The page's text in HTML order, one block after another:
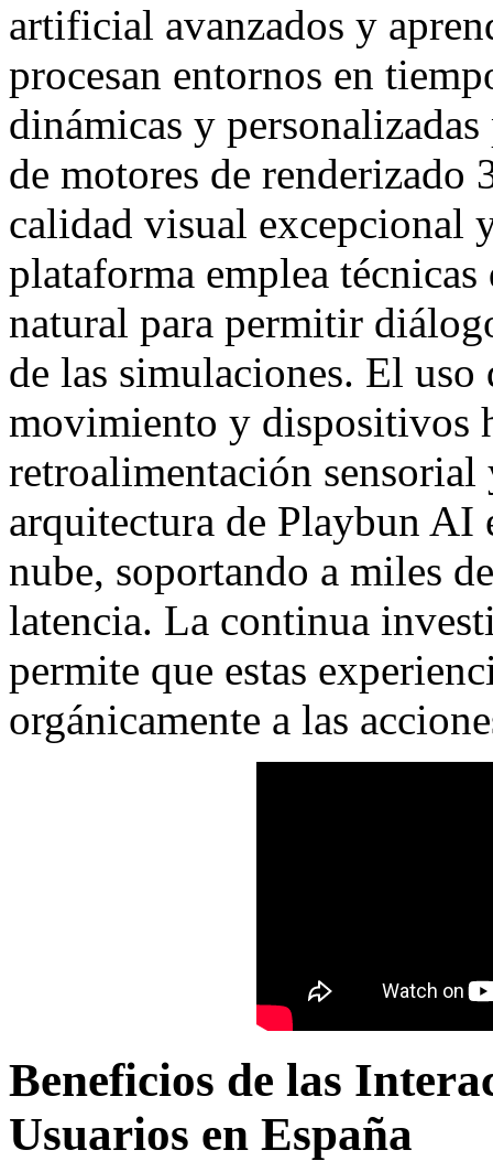
artificial avanzados y
procesan entornos en
dinámicas y
de motores de renderizado
calidad visual excepcional
plataforma emplea
natural para permitir
de las simulaciones. El uso
movimiento y dispositivos
retroalimentación
arquitectura de Playbun AI
nube, soportando a miles
latencia. La continua
permite que estas
orgánicamente a las
Beneficios de las
Usuarios en España